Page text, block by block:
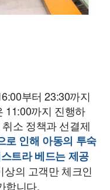
부터 23:30까지
11:00까지 진행하
소 정책과 선결제
로 인해 아동의 투숙
트라 베드는 제공
상의 고객만 체크인
합니다.